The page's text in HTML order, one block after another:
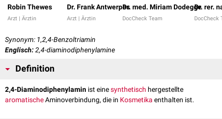
Robin Thewes
Arzt | Ärztin
Dr. Frank Antwerpes
Arzt | Ärztin
Dr. med. Miriam Dodegge
DocCheck Team
Dr. rer.
DocCheck
Synonym: 1,2,4-Benzoltriamin
Englisch:2,4-diaminodiphenylamine
Definition
2,4-Diaminodiphenylamin ist einesynthetisch hergestellte
aromatischeAminoverbindung, die in Kosmetika enthalten ist.